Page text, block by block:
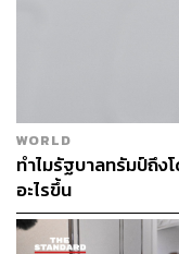
ทรัมป์ได้รับยา
เผยว่าเขาอา
ที่ 5 ตุลาคม เ
ทรัมป์เผยแพ
กลุ่มผู้สนับสนุน
5 ตุลาคม 2020
ทรัมป์ทวีตข้อค
และรู้สึกดีจริงๆ
WORLD
ทำไมรัฐบาลทรัมป์ถึง
อะไรขึ้น